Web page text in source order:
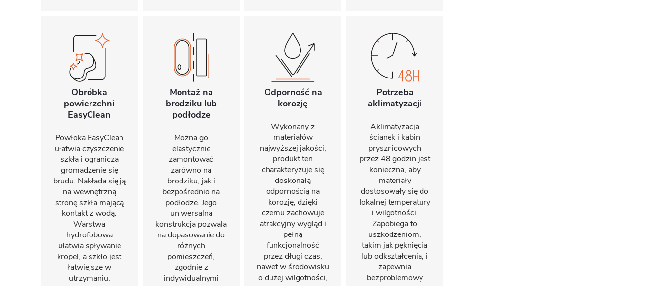
Obróbka
powierzchni
EasyClean
Powłoka EasyClean
ułatwia czyszczenie
szkła i ogranicza
gromadzenie się
brudu. Nakłada się ją
na wewnętrzną
stronę szkła mającą
kontakt z wodą.
Warstwa
hydrofobowa
ułatwia spływanie
kropel, a szkło jest
łatwiejsze w
utrzymaniu.
Montaż na
brodziku lub
podłodze
Można go
elastycznie
zamontować
zarówno na
brodziku, jak i
bezpośrednio na
podłodze. Jego
uniwersalna
konstrukcja pozwala
na dopasowanie do
różnych
pomieszczeń,
zgodnie z
indywidualnymi
Odporność na
korozję
Wykonany z
materiałów
najwyższej jakości,
produkt ten
charakteryzuje się
doskonałą
odpornością na
korozję, dzięki
czemu zachowuje
atrakcyjny wygląd i
pełną
funkcjonalność
przez długi czas,
nawet w środowisku
o dużej wilgotności,
Potrzeba
aklimatyzacji
Aklimatyzacja
ścianek i kabin
prysznicowych
przez 48 godzin jest
konieczna, aby
materiały
dostosowały się do
lokalnej temperatury
i wilgotności.
Zapobiega to
uszkodzeniom,
takim jak pęknięcia
lub odkształcenia, i
zapewnia
bezproblemowy